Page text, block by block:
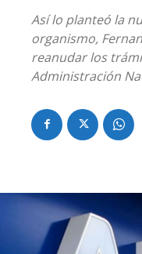
Así lo planteó la
organismo,
reanudar los
Administración